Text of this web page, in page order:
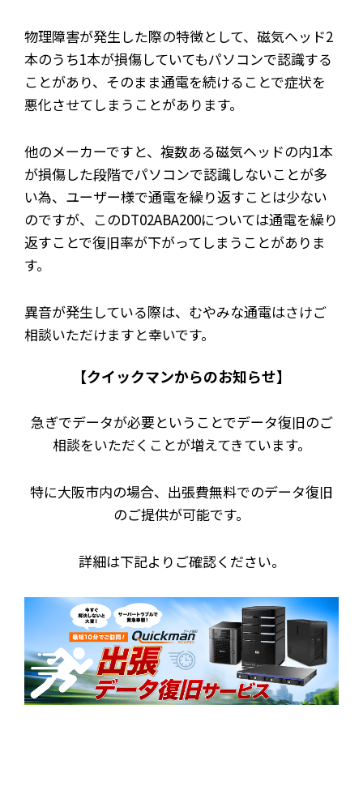
物理障害が発生した際の特徴として、磁気ヘッド2
本のうち1本が損傷していてもパソコンで認識する
ことがあり、そのまま通電を続けることで症状を
悪化させてしまうことがあります。
他のメーカーですと、複数ある磁気ヘッドの内1本
が損傷した段階でパソコンで認識しないことが多
い為、ユーザー様で通電を繰り返すことは少ない
のですが、このDT02ABA200については通電を繰り
返すことで復旧率が下がってしまうことがありま
す。
異音が発生している際は、むやみな通電はさけご
相談いただけますと幸いです。
【クイックマンからのお知らせ】
急ぎでデータが必要ということでデータ復旧のご
相談をいただくことが増えてきています。
特に大阪市内の場合、出張費無料でのデータ復旧
のご提供が可能です。
詳細は下記よりご確認ください。